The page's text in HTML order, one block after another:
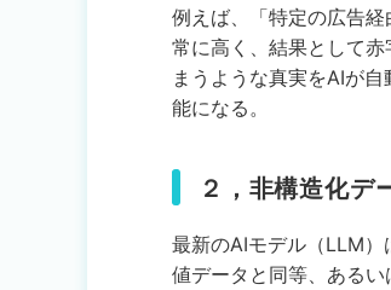
例えば、「特定の広告
常に高く、結果として
まうような真実をAIが
能になる。
２，非構造化デ
最新のAIモデル（LLM
値データと同等、ある